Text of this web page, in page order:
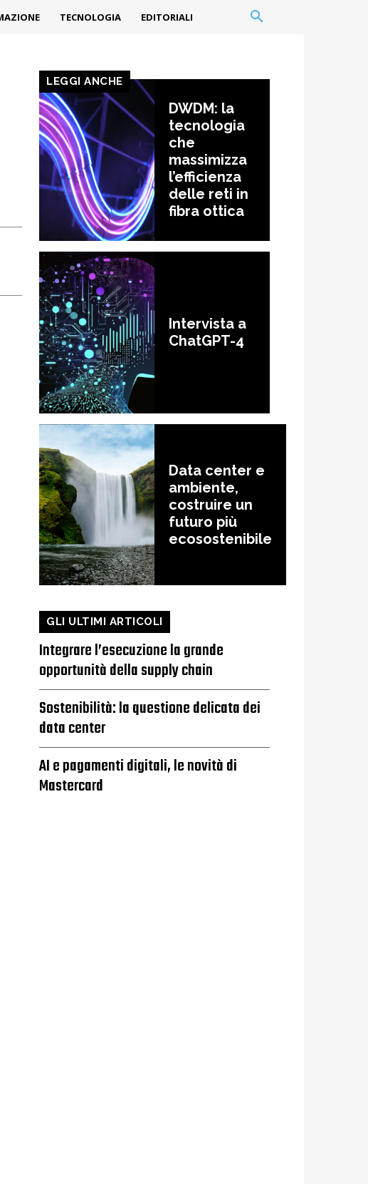
TECNOLOGIA EDITORIALI
LEGGI ANCHE
DWDM: la
tecnologia
che
massimizza
l’efficienza
delle reti in
fibra ottica
Intervista a
ChatGPT-4
Data center e
ambiente,
costruire un
futuro più
ecosostenibile
GLI ULTIMI ARTICOLI
Integrare l’esecuzione la grande
opportunità della supply chain
Sostenibilità: la questione delicata dei
data center
AI e pagamenti digitali, le novità di
Mastercard